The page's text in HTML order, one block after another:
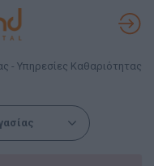
- Υπηρεσίες Καθαριότητας